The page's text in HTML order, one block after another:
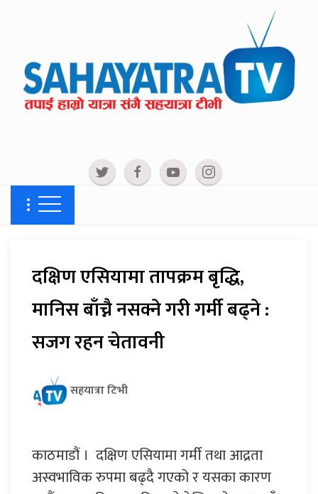
दक्षिण एसियामा तापक्रम बृद्धि,
मानिस बाँच्नै नसक्ने गरी गर्मी बढ्ने :
सजग रहन चेतावनी
सहयात्रा टिभी
काठमाडौं । दक्षिण एसियामा गर्मी तथा आद्रता
अस्वभाविक रुपमा बढ्दै गएको र यसका कारण